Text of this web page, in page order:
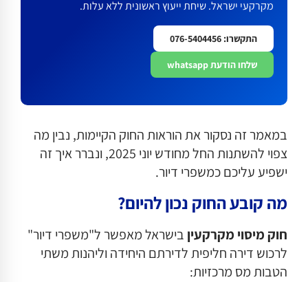
מקרקעי ישראל. שיחת ייעוץ ראשונית ללא עלות.
התקשרו: 076-5404456
שלחו הודעת whatsapp
במאמר זה נסקור את הוראות החוק הקיימות, נבין מה
צפוי להשתנות החל מחודש יוני 2025, ונברר איך זה
ישפיע עליכם כמשפרי דיור.
מה קובע החוק נכון להיום?
חוק מיסוי מקרקעין בישראל מאפשר ל"משפרי דיור"
לרכוש דירה חליפית לדירתם היחידה וליהנות משתי
הטבות מס מרכזיות: